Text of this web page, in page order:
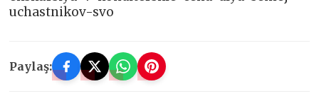
uchastnikov-svo
Paylaş: